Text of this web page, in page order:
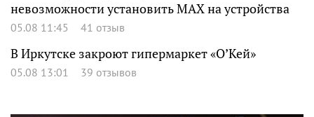
невозможности установить MAX на устройства
05.08 11:45 41 отзыв
В Иркутске закроют гипермаркет «О’Кей»
05.08 13:01 39 отзывов